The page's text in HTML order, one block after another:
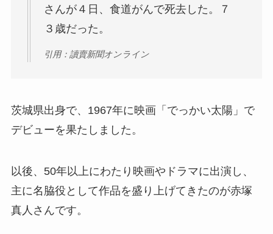
さんが４日、食道がんで死去した。７
３歳だった。
引用：讀賣新聞オンライン
茨城県出身で、1967年に映画「でっかい太陽」で
デビューを果たしました。
以後、50年以上にわたり映画やドラマに出演し、
主に名脇役として作品を盛り上げてきたのが赤塚
真人さんです。